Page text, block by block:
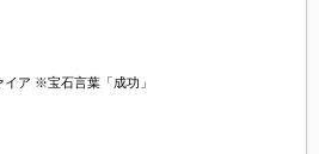
ア ※宝石言葉「成功」